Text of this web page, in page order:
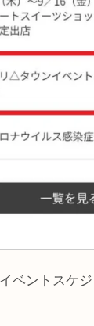
ベントスケ